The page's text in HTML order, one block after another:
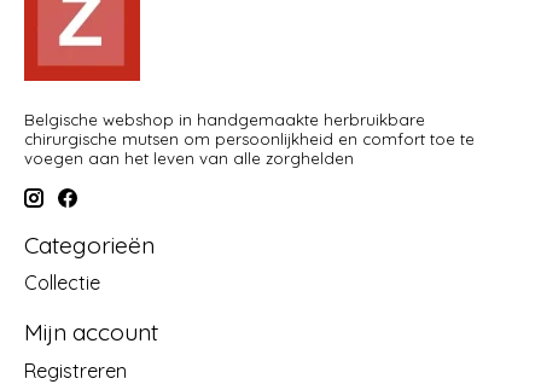
Belgische webshop in handgemaakte herbruikbare
chirurgische mutsen om persoonlijkheid en comfort toe te
voegen aan het leven van alle zorghelden
Categorieën
Collectie
Mijn account
Registreren